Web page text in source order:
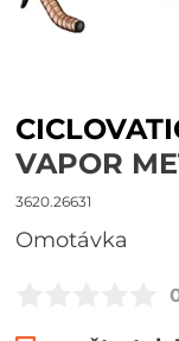
VAPOR
3620.26631
omotávka